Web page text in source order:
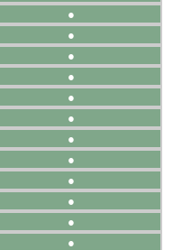
●
●
●
●
●
●
●
●
●
●
●
●